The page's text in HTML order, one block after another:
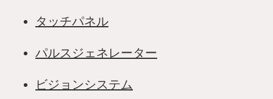
タッチパネル
パルスジェネレーター
ビジョンシステム